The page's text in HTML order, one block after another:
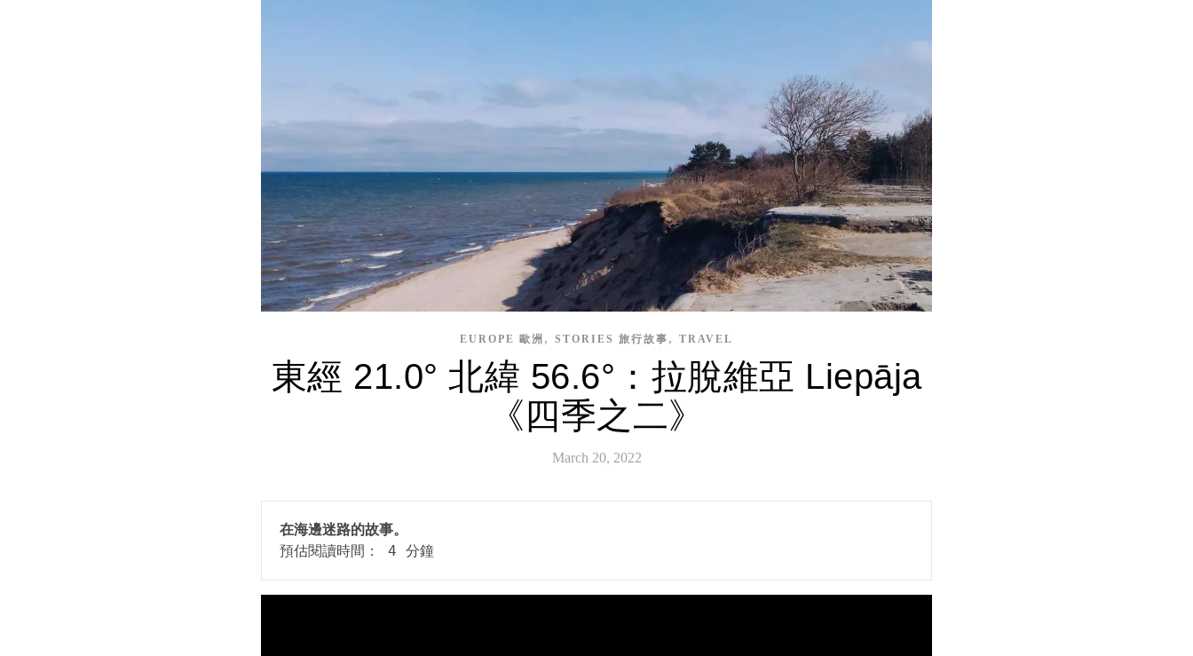
EUROPE 歐洲 , STORIES 旅行故事 , TRAVEL
東經 21.0° 北緯 56.6°：拉脫維亞 Liepāja
《四季之二》
March 20, 2022
在海邊迷路的故事。
預估閱讀時間： 4 分鐘